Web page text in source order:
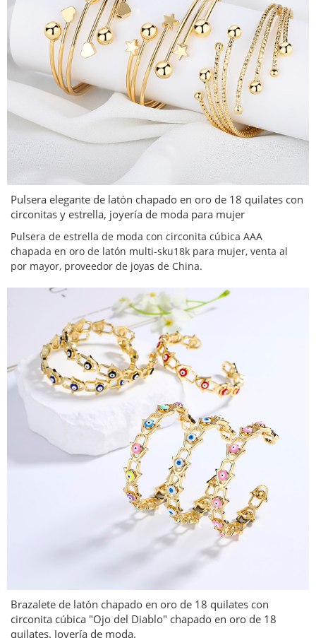
Pulsera elegante de latón chapado en oro de 18 quilates con
circonitas y estrella, joyería de moda para mujer
Pulsera de estrella de moda con circonita cúbica AAA
chapada en oro de latón multi-sku18k para mujer, venta al
por mayor, proveedor de joyas de China.
Brazalete de latón chapado en oro de 18 quilates con
circonita cúbica "Ojo del Diablo" chapado en oro de 18
quilates. Joyería de moda.